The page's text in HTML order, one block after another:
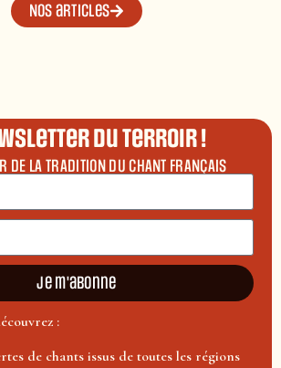
Nos articles
du terroir !
DE LA TRADITION DU CHANT FRANÇAIS
Je m'abonne
:
de chants issus de toutes les régions